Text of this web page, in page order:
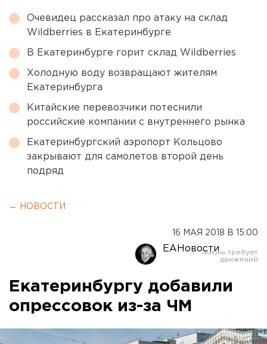
Очевидец рассказал про атаку на склад
Wildberries в Екатеринбурге
В Екатеринбурге горит склад Wildberries
Холодную воду возвращают жителям
Екатеринбурга
Китайские перевозчики потеснили
российские компании с внутреннего рынка
Екатеринбургский аэропорт Кольцово
закрывают для самолетов второй день
подряд
← НОВОСТИ
16 МАЯ 2018 В 15:00
ЕАНовости
Екатеринбургу добавили
опрессовок из-за ЧМ